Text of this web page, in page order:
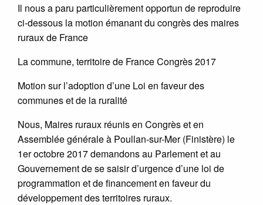
Il nous a paru particulièrement opportun de reproduire
ci-dessous la motion émanant du congrès des maires
ruraux de France
La commune, territoire de France Congrès 2017
Motion sur l’adoption d’une Loi en faveur des
communes et de la ruralité
Nous, Maires ruraux réunis en Congrès et en
Assemblée générale à Poullan-sur-Mer (Finistère) le
1er octobre 2017 demandons au Parlement et au
Gouvernement de se saisir d’urgence d’une loi de
programmation et de financement en faveur du
développement des territoires ruraux.